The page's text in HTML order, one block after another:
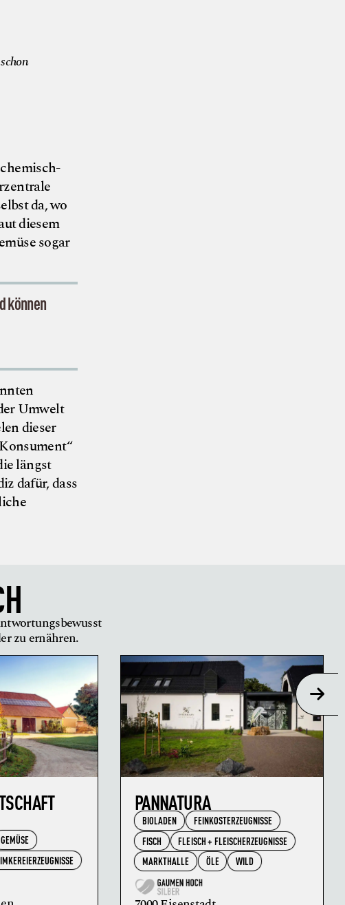
da, wo
diesem
sogar
können
Umwelt
dieser
längst
dafür, dass
zu ernähren.
GEMÜSE
PANNATURA
BIOLADEN
FEINKOSTERZEUGNISSE
FISCH
FLEISCH + FLEISCHERZEUGNISSE
MARKTHALLE
ÖLE WILD